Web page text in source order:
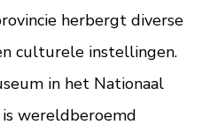
herbergt diverse
culturele instellingen.
in het Nationaal
wereldberoemd